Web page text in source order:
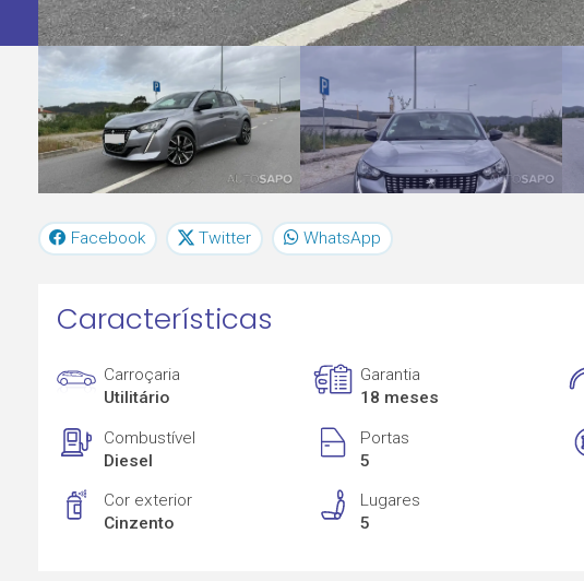
Facebook Twitter WhatsApp
Características
Carroçaria
Utilitário
Garantia
18 meses
Combustível
Diesel
Portas
5
Cor exterior
Cinzento
Lugares
5